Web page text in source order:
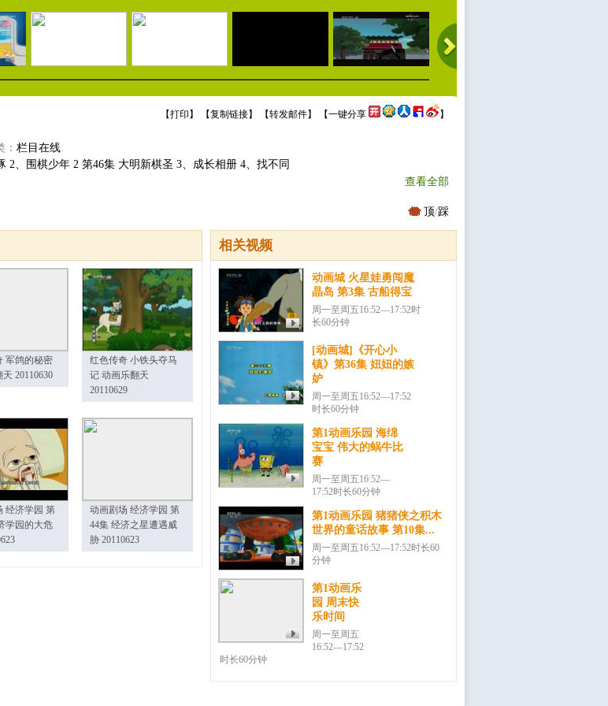
【打印 】 【复制链接】 【转发邮件】 【一键分享 】
栏目在线
2、围棋少年 2 第46集 大明新棋圣 3、成长相册 4、找不同
查看全部
顶/踩
相关视频
动画城 火星娃勇闯魔
晶岛 第3集 古船得宝
周一至周五16:52—17:52时
长60分钟
[动画城]《开心小
镇》第36集 妞妞的嫉
妒
周一至周五16:52—17:52
时长60分钟
第1动画乐园 海绵
宝宝 伟大的蜗牛比
赛
周一至周五16:52—
17:52时长60分钟
第1动画乐园 猪猪侠之积木
世界的童话故事 第10集...
周一至周五16:52—17:52时长60
分钟
第1动画乐
园 周末快
乐时间
周一至周五
16:52—17:52
时长60分钟
军鸽的秘密
20110630
红色传奇 小铁头夺马
记 动画乐翻天
20110629
经济学园 第
学园的大危
动画剧场 经济学园 第
44集 经济之星遭遇威
胁 20110623